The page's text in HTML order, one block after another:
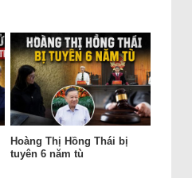
Hoàng Thị Hồng Thái bị
tuyên 6 năm tù